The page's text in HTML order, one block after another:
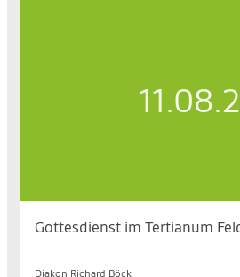
Gottesdienst im Tertianum
Diakon Richard Böck